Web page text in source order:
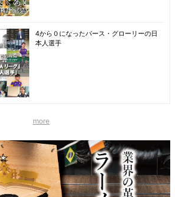
4から０になったパース・グローリーの日
本人選手
more